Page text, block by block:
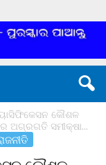
କୌଶଳ
ଅଗ୍ରଗତି ସମୀକ୍ଷା...